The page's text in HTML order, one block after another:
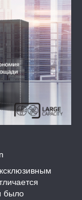
было